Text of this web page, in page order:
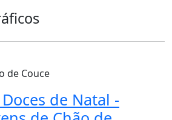
de Couce
de Natal -